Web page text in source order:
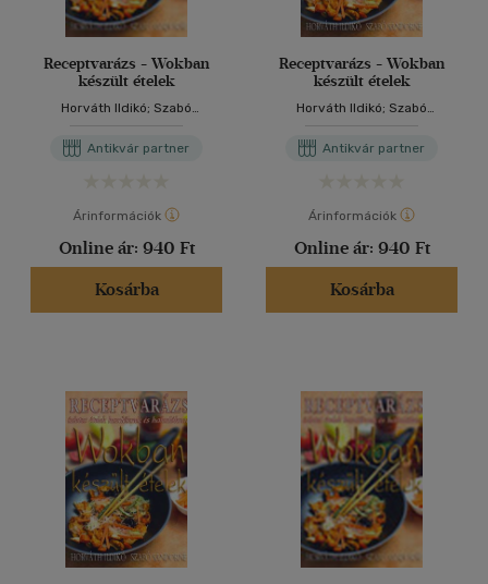
Receptvarázs - Wokban
készült ételek
Horváth Ildikó; Szabó
Antikvár partner
Árinformációk
Online ár: 940 Ft
Kosárba
Receptvarázs - Wokban
készült ételek
Horváth Ildikó; Szabó
Antikvár partner
Árinformációk
Online ár: 940 Ft
Kosárba